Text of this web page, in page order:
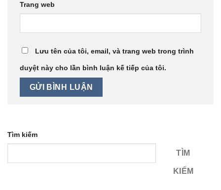
Trang web
Lưu tên của tôi, email, và trang web trong trình
duyệt này cho lần bình luận kế tiếp của tôi.
Tìm kiếm
TÌM
KIẾM